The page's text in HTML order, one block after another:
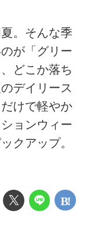
。そんな季
が「グリー
どこか落ち
デイリース
けで軽やか
ョンウィー
クアップ。